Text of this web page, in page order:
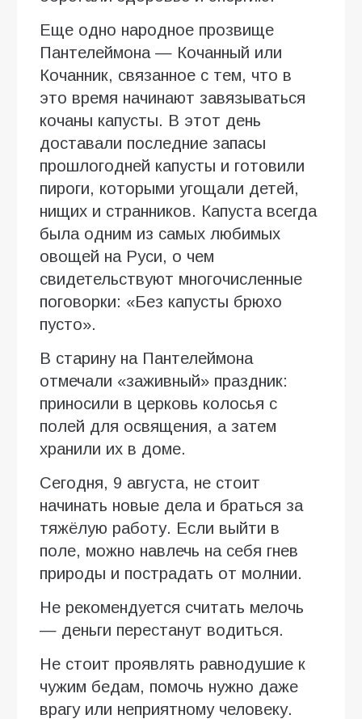
Еще одно народное прозвище
Пантелеймона — Кочанный или
Кочанник, связанное с тем, что в
это время начинают завязываться
кочаны капусты. В этот день
доставали последние запасы
прошлогодней капусты и готовили
пироги, которыми угощали детей,
нищих и странников. Капуста всегда
была одним из самых любимых
овощей на Руси, о чем
свидетельствуют многочисленные
поговорки: «Без капусты брюхо
пусто».
В старину на Пантелеймона
отмечали «заживный» праздник:
приносили в церковь колосья с
полей для освящения, а затем
хранили их в доме.
Сегодня, 9 августа, не стоит
начинать новые дела и браться за
тяжёлую работу. Если выйти в
поле, можно навлечь на себя гнев
природы и пострадать от молнии.
Не рекомендуется считать мелочь
— деньги перестанут водиться.
Не стоит проявлять равнодушие к
чужим бедам, помочь нужно даже
врагу или неприятному человеку.